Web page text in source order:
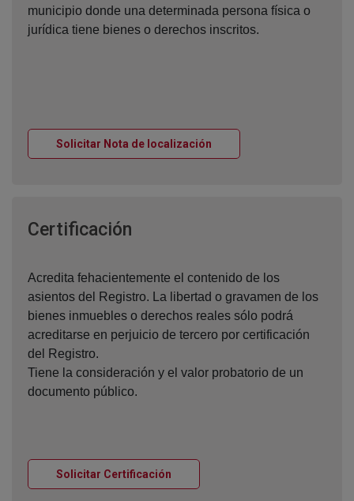
municipio donde una determinada persona física o
jurídica tiene bienes o derechos inscritos.
Solicitar Nota de localización
Certificación
Acredita fehacientemente el contenido de los
asientos del Registro. La libertad o gravamen de los
bienes inmuebles o derechos reales sólo podrá
acreditarse en perjuicio de tercero por certificación
del Registro.
Tiene la consideración y el valor probatorio de un
documento público.
Solicitar Certificación